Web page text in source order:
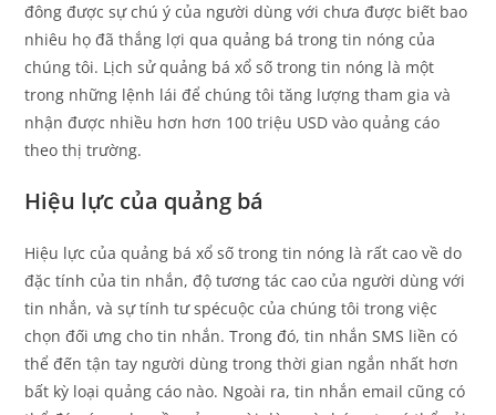
đông được sự chú ý của người dùng với chưa được biết bao
nhiêu họ đã thắng lợi qua quảng bá trong tin nóng của
chúng tôi. Lịch sử quảng bá xổ số trong tin nóng là một
trong những lệnh lái để chúng tôi tăng lượng tham gia và
nhận được nhiều hơn hơn 100 triệu USD vào quảng cáo
theo thị trường.
Hiệu lực của quảng bá
Hiệu lực của quảng bá xổ số trong tin nóng là rất cao về do
đặc tính của tin nhắn, độ tương tác cao của người dùng với
tin nhắn, và sự tính tư spécuộc của chúng tôi trong việc
chọn đối ưng cho tin nhắn. Trong đó, tin nhắn SMS liền có
thể đến tận tay người dùng trong thời gian ngắn nhất hơn
bất kỳ loại quảng cáo nào. Ngoài ra, tin nhắn email cũng có